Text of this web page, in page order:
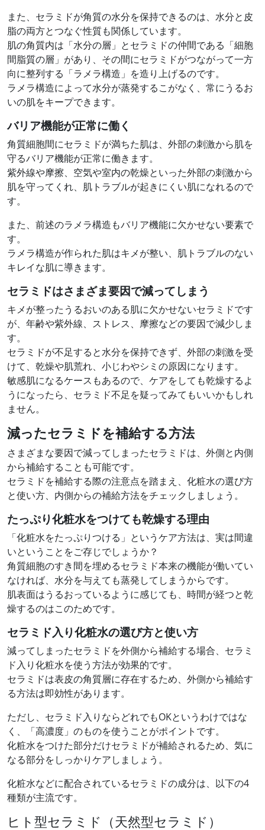
また、セラミドが角質の水分を保持できるのは、水分と皮
脂の両方とつなぐ性質も関係しています。
肌の角質内は「水分の層」とセラミドの仲間である「細胞
間脂質の層」があり、その間にセラミドがつながって一方
向に整列する「ラメラ構造」を造り上げるのです。
ラメラ構造によって水分が蒸発するこがなく、常にうるお
いの肌をキープできます。
バリア機能が正常に働く
角質細胞間にセラミドが満ちた肌は、外部の刺激から肌を
守るバリア機能が正常に働きます。
紫外線や摩擦、空気や室内の乾燥といった外部の刺激から
肌を守ってくれ、肌トラブルが起きにくい肌になれるので
す。
また、前述のラメラ構造もバリア機能に欠かせない要素で
す。
ラメラ構造が作られた肌はキメが整い、肌トラブルのない
キレイな肌に導きます。
セラミドはさまざま要因で減ってしまう
キメが整ったうるおいのある肌に欠かせないセラミドです
が、年齢や紫外線、ストレス、摩擦などの要因で減少しま
す。
セラミドが不足すると水分を保持できず、外部の刺激を受
けて、乾燥や肌荒れ、小じわやシミの原因になります。
敏感肌になるケースもあるので、ケアをしても乾燥するよ
うになったら、セラミド不足を疑ってみてもいいかもしれ
ません。
減ったセラミドを補給する方法
さまざまな要因で減ってしまったセラミドは、外側と内側
から補給することも可能です。
セラミドを補給する際の注意点を踏まえ、化粧水の選び方
と使い方、内側からの補給方法をチェックしましょう。
たっぷり化粧水をつけても乾燥する理由
「化粧水をたっぷりつける」というケア方法は、実は間違
いということをご存じでしょうか？
角質細胞のすき間を埋めるセラミド本来の機能が働いてい
なければ、水分を与えても蒸発してしまうからです。
肌表面はうるおっているように感じても、時間が経つと乾
燥するのはこのためです。
セラミド入り化粧水の選び方と使い方
減ってしまったセラミドを外側から補給する場合、セラミ
ド入り化粧水を使う方法が効果的です。
セラミドは表皮の角質層に存在するため、外側から補給す
る方法は即効性があります。
ただし、セラミド入りならどれでもOKというわけではな
く、「高濃度」のものを使うことがポイントです。
化粧水をつけた部分だけセラミドが補給されるため、気に
なる部分をしっかりケアしましょう。
化粧水などに配合されているセラミドの成分は、以下の4
種類が主流です。
ヒト型セラミド（天然型セラミド）